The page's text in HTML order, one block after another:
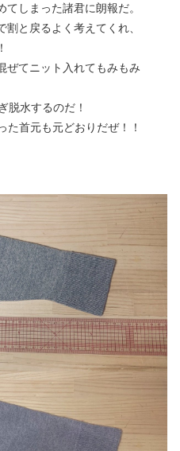
しまった諸君に朗報だ。
と戻るよく考えてくれ、
ぜてニット入れてもみもみ
脱水するのだ！
首元も元どおりだぜ！！